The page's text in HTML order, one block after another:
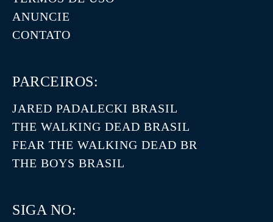
ANUNCIE
CONTATO
PARCEIROS:
JARED PADALECKI BRASIL
THE WALKING DEAD BRASIL
FEAR THE WALKING DEAD BR
THE BOYS BRASIL
SIGA NO: